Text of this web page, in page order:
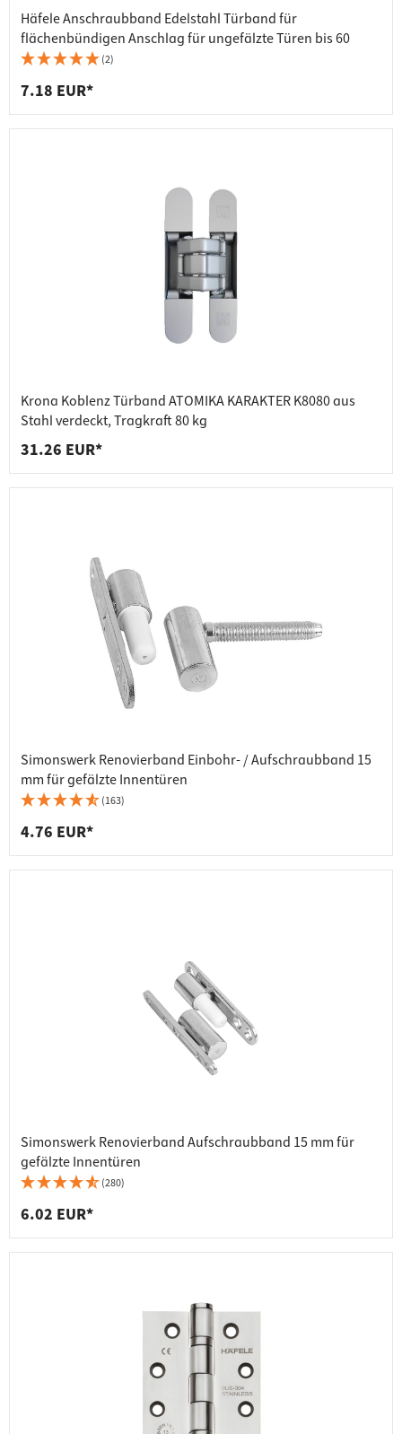
Häfele Anschraubband Edelstahl Türband für
flächenbündigen Anschlag für ungefälzte Türen bis 60
(2)
7.18 EUR*
Krona Koblenz Türband ATOMIKA KARAKTER K8080 aus
Stahl verdeckt, Tragkraft 80 kg
31.26 EUR*
Simonswerk Renovierband Einbohr- / Aufschraubband 15
mm für gefälzte Innentüren
(163)
4.76 EUR*
Simonswerk Renovierband Aufschraubband 15 mm für
gefälzte Innentüren
(280)
6.02 EUR*